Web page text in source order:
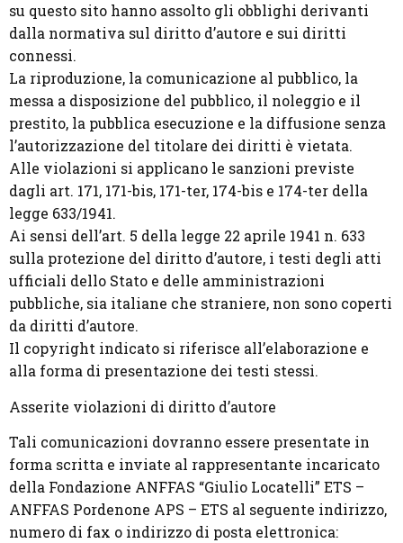
su questo sito hanno assolto gli obblighi derivanti
dalla normativa sul diritto d’autore e sui diritti
connessi.
La riproduzione, la comunicazione al pubblico, la
messa a disposizione del pubblico, il noleggio e il
prestito, la pubblica esecuzione e la diffusione senza
l’autorizzazione del titolare dei diritti è vietata.
Alle violazioni si applicano le sanzioni previste
dagli art. 171, 171-bis, 171-ter, 174-bis e 174-ter della
legge 633/1941.
Ai sensi dell’art. 5 della legge 22 aprile 1941 n. 633
sulla protezione del diritto d’autore, i testi degli atti
ufficiali dello Stato e delle amministrazioni
pubbliche, sia italiane che straniere, non sono coperti
da diritti d’autore.
Il copyright indicato si riferisce all’elaborazione e
alla forma di presentazione dei testi stessi.
Asserite violazioni di diritto d’autore
Tali comunicazioni dovranno essere presentate in
forma scritta e inviate al rappresentante incaricato
della Fondazione ANFFAS “Giulio Locatelli” ETS –
ANFFAS Pordenone APS – ETS al seguente indirizzo,
numero di fax o indirizzo di posta elettronica: